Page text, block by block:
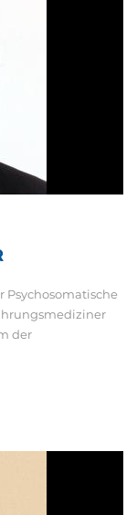
Psychosomatische
der